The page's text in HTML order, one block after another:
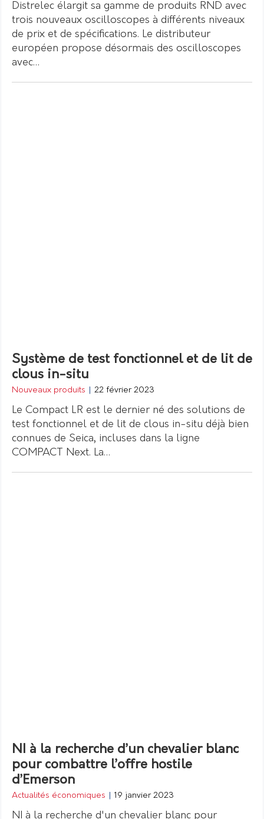
Distrelec élargit sa gamme de produits RND avec
trois nouveaux oscilloscopes à différents niveaux
de prix et de spécifications. Le distributeur
européen propose désormais des oscilloscopes
avec…
Système de test fonctionnel et de lit de
clous in-situ
Nouveaux produits 22 février 2023
Le Compact LR est le dernier né des solutions de
test fonctionnel et de lit de clous in-situ déjà bien
connues de Seica, incluses dans la ligne
COMPACT Next. La…
NI à la recherche d’un chevalier blanc
pour combattre l’offre hostile
d’Emerson
Actualités économiques 19 janvier 2023
NI à la recherche d'un chevalier blanc pour